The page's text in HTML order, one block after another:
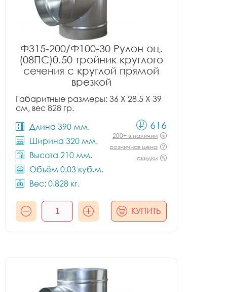
Ф315-200/Ф100-30 Рулон оц.
(08ПС)0.50 тройник круглого
сечения с круглой прямой
врезкой
Габаритные размеры: 36 X 28.5 X 39
см, вес 828 гр.
Длина 390 мм.
Ширина 320 мм.
Высота 210 мм.
Объём 0.03 куб.м.
Вес: 0.828 кг.
616
200+ в наличии
розничная цена
скидки
КУПИТЬ